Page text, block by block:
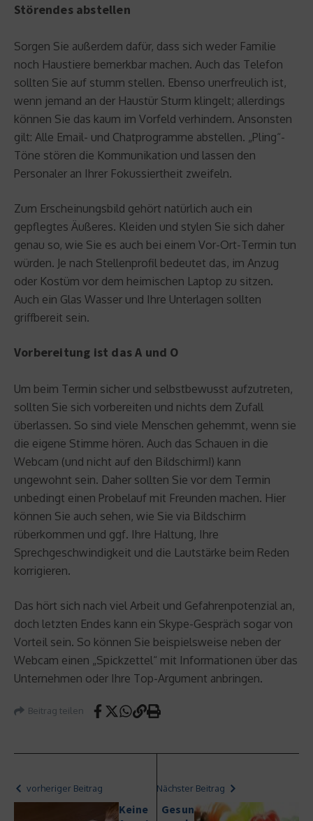
Störendes abstellen
Sorgen Sie außerdem dafür, dass sich weder Familie
noch Haustiere bemerkbar machen. Auch das Telefon
sollten Sie auf stumm stellen. Ebenso unerfreulich ist,
wenn jemand an der Haustür Sturm klingelt; allerdings
können Sie das kaum im Vorfeld verhindern. Ansonsten
gilt: Alle Email- und Chatprogramme abstellen. „Pling“-
Töne stören die Kommunikation und lassen den
Personaler an Ihrer Fokussiertheit zweifeln.
Zum Erscheinungsbild gehört natürlich auch ein
gepflegtes Äußeres. Kleiden und stylen Sie sich daher
genau so, wie Sie es auch bei einem Vor-Ort-Termin tun
würden. Je nach Stellenprofil bedeutet das, im Anzug
oder Kostüm vor dem heimischen Laptop zu sitzen.
Auch ein Glas Wasser und Ihre Unterlagen sollten
griffbereit sein.
Vorbereitung ist das A und O
Um beim Termin sicher und selbstbewusst aufzutreten,
sollten Sie sich vorbereiten und nichts dem Zufall
überlassen. So sind viele Menschen gehemmt, wenn sie
die eigene Stimme hören. Auch das Schauen in die
Webcam (und nicht auf den Bildschirm!) kann
ungewohnt sein. Daher sollten Sie vor dem Termin
unbedingt einen Probelauf mit Freunden machen. Hier
können Sie auch sehen, wie Sie via Bildschirm
rüberkommen und ggf. Ihre Haltung, Ihre
Sprechgeschwindigkeit und die Lautstärke beim Reden
korrigieren.
Das hört sich nach viel Arbeit und Gefahrenpotenzial an,
doch letzten Endes kann ein Skype-Gespräch sogar von
Vorteil sein. So können Sie beispielsweise neben der
Webcam einen „Spickzettel“ mit Informationen über das
Unternehmen oder Ihre Top-Argument anbringen.
Beitrag teilen
vorheriger Beitrag
Keine
Nächster Beitrag
Gesun